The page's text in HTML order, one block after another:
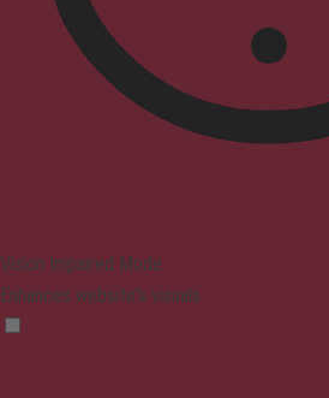
Vision Impaired Mode
Enhances website's visuals